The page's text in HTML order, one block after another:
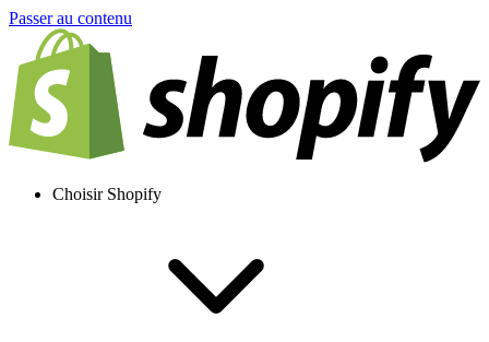
Passer au contenu
Choisir Shopify